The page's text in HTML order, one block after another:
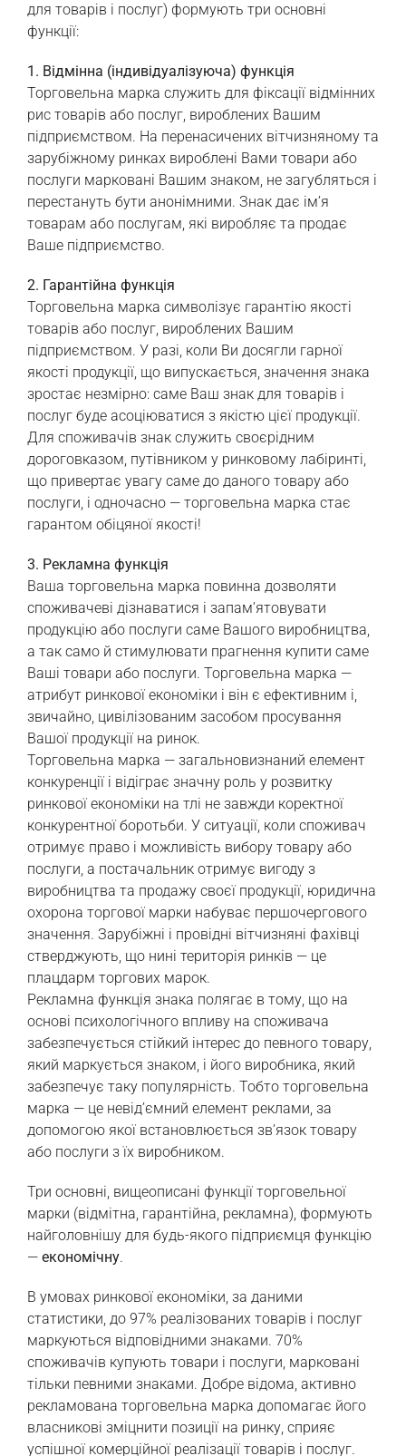
для товарів і послуг) формують три основні
функції:
1. Відмінна (індивідуалізуюча) функція
Торговельна марка служить для фіксації відмінних
рис товарів або послуг, вироблених Вашим
підприємством. На перенасичених вітчизняному та
зарубіжному ринках вироблені Вами товари або
послуги марковані Вашим знаком, не загубляться і
перестануть бути анонімними. Знак дає ім’я
товарам або послугам, які виробляє та продає
Ваше підприємство.
2. Гарантійна функція
Торговельна марка символізує гарантію якості
товарів або послуг, вироблених Вашим
підприємством. У разі, коли Ви досягли гарної
якості продукції, що випускається, значення знака
зростає незмірно: саме Ваш знак для товарів і
послуг буде асоціюватися з якістю цієї продукції.
Для споживачів знак служить своєрідним
дороговказом, путівником у ринковому лабіринті,
що привертає увагу саме до даного товару або
послуги, і одночасно — торговельна марка стає
гарантом обіцяної якості!
3. Рекламна функція
Ваша торговельна марка повинна дозволяти
споживачеві дізнаватися і запам’ятовувати
продукцію або послуги саме Вашого виробництва,
а так само й стимулювати прагнення купити саме
Ваші товари або послуги. Торговельна марка —
атрибут ринкової економіки і він є ефективним і,
звичайно, цивілізованим засобом просування
Вашої продукції на ринок.
Торговельна марка — загальновизнаний елемент
конкуренції і відіграє значну роль у розвитку
ринкової економіки на тлі не завжди коректної
конкурентної боротьби. У ситуації, коли споживач
отримує право і можливість вибору товару або
послуги, а постачальник отримує вигоду з
виробництва та продажу своєї продукції, юридична
охорона торгової марки набуває першочергового
значення. Зарубіжні і провідні вітчизняні фахівці
стверджують, що нині територія ринків — це
плацдарм торгових марок.
Рекламна функція знака полягає в тому, що на
основі психологічного впливу на споживача
забезпечується стійкий інтерес до певного товару,
який маркується знаком, і його виробника, який
забезпечує таку популярність. Тобто торговельна
марка — це невід’ємний елемент реклами, за
допомогою якої встановлюється зв’язок товару
або послуги з їх виробником.
Три основні, вищеописані функції торговельної
марки (відмітна, гарантійна, рекламна), формують
найголовнішу для будь-якого підприємця функцію
— економічну.
В умовах ринкової економіки, за даними
статистики, до 97% реалізованих товарів і послуг
маркуються відповідними знаками. 70%
споживачів купують товари і послуги, марковані
тільки певними знаками. Добре відома, активно
рекламована торговельна марка допомагає його
власникові зміцнити позиції на ринку, сприяє
успішної комерційної реалізації товарів і послуг.